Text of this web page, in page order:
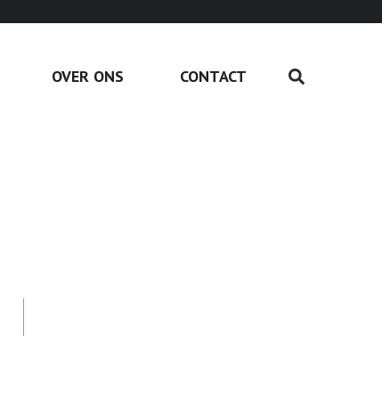
OVER ONS CONTACT